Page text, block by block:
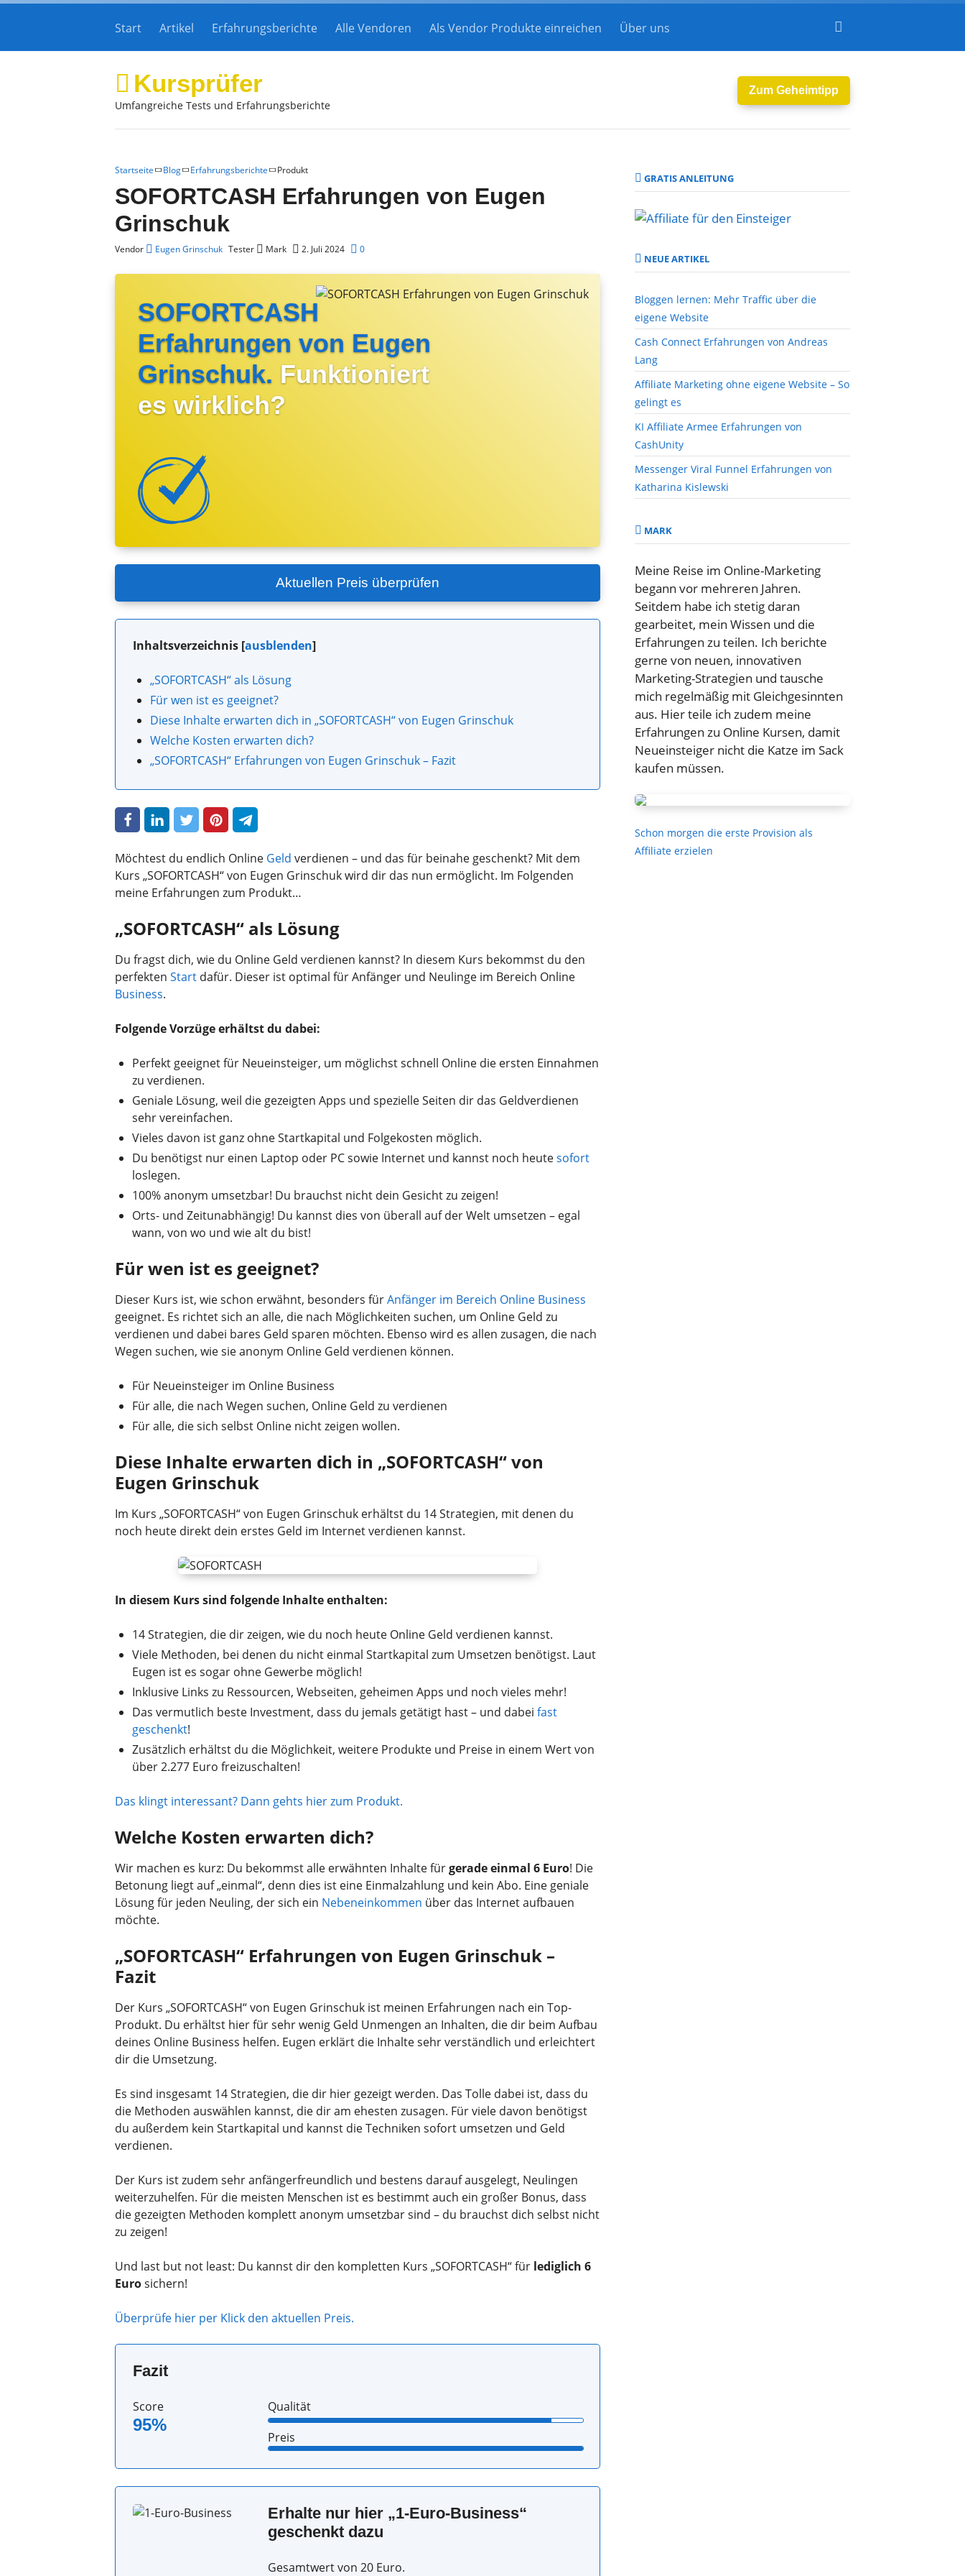
Start Artikel Erfahrungsberichte Alle Vendoren Als Vendor Produkte einreichen Über uns
Kursprüfer
Umfangreiche Tests und Erfahrungsberichte
Zum Geheimtipp
Startseite Blog Erfahrungsberichte Produkt
SOFORTCASH Erfahrungen von Eugen
Grinschuk
Vendor Eugen Grinschuk Tester Mark 2. Juli 2024 0
SOFORTCASH
Erfahrungen von Eugen
Grinschuk. Funktioniert
es wirklich?
Aktuellen Preis überprüfen
Inhaltsverzeichnis [ausblenden]
„SOFORTCASH“ als Lösung
Für wen ist es geeignet?
Diese Inhalte erwarten dich in „SOFORTCASH“ von Eugen Grinschuk
Welche Kosten erwarten dich?
„SOFORTCASH“ Erfahrungen von Eugen Grinschuk – Fazit
Möchtest du endlich Online Geld verdienen – und das für beinahe geschenkt? Mit dem
Kurs „SOFORTCASH“ von Eugen Grinschuk wird dir das nun ermöglicht. Im Folgenden
meine Erfahrungen zum Produkt…
„SOFORTCASH“ als Lösung
Du fragst dich, wie du Online Geld verdienen kannst? In diesem Kurs bekommst du den
perfekten Start dafür. Dieser ist optimal für Anfänger und Neulinge im Bereich Online
Business.
Folgende Vorzüge erhältst du dabei:
Perfekt geeignet für Neueinsteiger, um möglichst schnell Online die ersten Einnahmen
zu verdienen.
Geniale Lösung, weil die gezeigten Apps und spezielle Seiten dir das Geldverdienen
sehr vereinfachen.
Vieles davon ist ganz ohne Startkapital und Folgekosten möglich.
Du benötigst nur einen Laptop oder PC sowie Internet und kannst noch heutesofort
loslegen.
100% anonym umsetzbar! Du brauchst nicht dein Gesicht zu zeigen!
Orts- und Zeitunabhängig! Du kannst dies von überall auf der Welt umsetzen – egal
wann, von wo und wie alt du bist!
Für wen ist es geeignet?
Dieser Kurs ist, wie schon erwähnt, besonders fürAnfänger im Bereich Online Business
geeignet. Es richtet sich an alle, die nach Möglichkeiten suchen, um Online Geld zu
verdienen und dabei bares Geld sparen möchten. Ebenso wird es allen zusagen, die nach
Wegen suchen, wie sie anonym Online Geld verdienen können.
Für Neueinsteiger im Online Business
Für alle, die nach Wegen suchen, Online Geld zu verdienen
Für alle, die sich selbst Online nicht zeigen wollen.
Diese Inhalte erwarten dich in „SOFORTCASH“ von
Eugen Grinschuk
Im Kurs „SOFORTCASH“ von Eugen Grinschuk erhältst du 14 Strategien, mit denen du
noch heute direkt dein erstes Geld im Internet verdienen kannst.
In diesem Kurs sind folgende Inhalte enthalten:
14 Strategien, die dir zeigen, wie du noch heute Online Geld verdienen kannst.
Viele Methoden, bei denen du nicht einmal Startkapital zum Umsetzen benötigst. Laut
Eugen ist es sogar ohne Gewerbe möglich!
Inklusive Links zu Ressourcen, Webseiten, geheimen Apps und noch vieles mehr!
Das vermutlich beste Investment, dass du jemals getätigt hast – und dabei fast
geschenkt!
Zusätzlich erhältst du die Möglichkeit, weitere Produkte und Preise in einem Wert von
über 2.277 Euro freizuschalten!
Das klingt interessant? Dann gehts hier zum Produkt.
Welche Kosten erwarten dich?
Wir machen es kurz: Du bekommst alle erwähnten Inhalte fürgerade einmal 6 Euro! Die
Betonung liegt auf „einmal“, denn dies ist eine Einmalzahlung und kein Abo. Eine geniale
Lösung für jeden Neuling, der sich ein Nebeneinkommen über das Internet aufbauen
möchte.
„SOFORTCASH“ Erfahrungen von Eugen Grinschuk –
Fazit
Der Kurs „SOFORTCASH“ von Eugen Grinschuk ist meinen Erfahrungen nach ein Top-
Produkt. Du erhältst hier für sehr wenig Geld Unmengen an Inhalten, die dir beim Aufbau
deines Online Business helfen. Eugen erklärt die Inhalte sehr verständlich und erleichtert
dir die Umsetzung.
Es sind insgesamt 14 Strategien, die dir hier gezeigt werden. Das Tolle dabei ist, dass du
die Methoden auswählen kannst, die dir am ehesten zusagen. Für viele davon benötigst
du außerdem kein Startkapital und kannst die Techniken sofort umsetzen und Geld
verdienen.
Der Kurs ist zudem sehr anfängerfreundlich und bestens darauf ausgelegt, Neulingen
weiterzuhelfen. Für die meisten Menschen ist es bestimmt auch ein großer Bonus, dass
die gezeigten Methoden komplett anonym umsetzbar sind – du brauchst dich selbst nicht
zu zeigen!
Und last but not least: Du kannst dir den kompletten Kurs „SOFORTCASH“ für lediglich 6
Eurosichern!
Überprüfe hier per Klick den aktuellen Preis.
Fazit
Score
95%
Qualität
Preis
Erhalte nur hier „1-Euro-Business“
geschenkt dazu
Gesamtwert von 20 Euro.
GRATIS ANLEITUNG
NEUE ARTIKEL
Bloggen lernen: Mehr Traffic über die
eigene Website
Cash Connect Erfahrungen von Andreas
Lang
Affiliate Marketing ohne eigene Website – So
gelingt es
KI Affiliate Armee Erfahrungen von
CashUnity
Messenger Viral Funnel Erfahrungen von
Katharina Kislewski
MARK
Meine Reise im Online-Marketing
begann vor mehreren Jahren.
Seitdem habe ich stetig daran
gearbeitet, mein Wissen und die
Erfahrungen zu teilen. Ich berichte
gerne von neuen, innovativen
Marketing-Strategien und tausche
mich regelmäßig mit Gleichgesinnten
aus. Hier teile ich zudem meine
Erfahrungen zu Online Kursen, damit
Neueinsteiger nicht die Katze im Sack
kaufen müssen.
Schon morgen die erste Provision als
Affiliate erzielen